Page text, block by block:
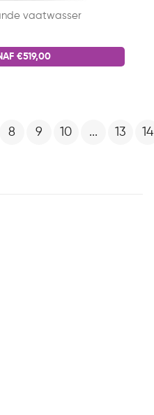
vaatwasser
€519,00
8 9 10 ... 13 14